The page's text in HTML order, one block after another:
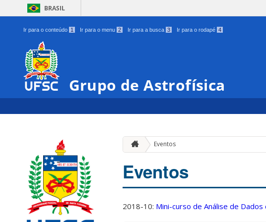
BRASIL
Ir para o conteúdo 1 Ir para o menu 2 Ir para a busca 3 Ir para o rodapé 4
Grupo de Astrofísica
Eventos
Eventos
2018-10: Mini-curso de Análise de